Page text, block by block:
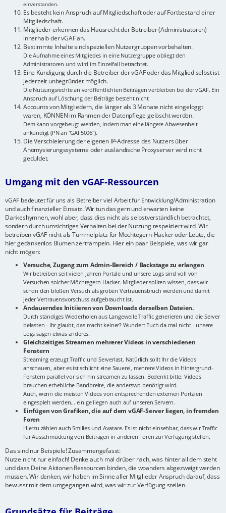
einverstanden.
Es besteht kein Anspruch auf Mitgliedschaft oder auf Fortbestand einer
Mitgliedschaft.
Mitglieder erkennen das Hausrecht der Betreiber (Administratoren)
innerhalb der vGAF an.
Bestimmte Inhalte sind speziellen Nutzergruppen vorbehalten.
Die Aufnahme eines Mitgliedes in eine Nutzergruppe obliegt den
Administratoren und wird im Einzelfall betrachtet.
Eine Kündigung durch die Betreiber der vGAF oder das Mitglied selbst ist
jederzeit unbegründet möglich.
Die Nutzungsrechte an veröffentlichten Beiträgen verbleiben bei der vGAF. Ein
Anspruch auf Löschung der Beiträge besteht nicht.
Accounts von Mitgliedern, die länger als 3 Monate nicht eingeloggt
waren, KÖNNEN im Rahmen der Datenpflege gelöscht werden.
Dem kann vorgebeugt werden, indem man eine längere Abwesenheit
ankündigt (PN an "GAF5006").
Die Verschleierung der eigenen IP-Adresse des Nutzers über
Anomysierungssysteme oder ausländische Proxyserver wird nicht
geduldet.
Umgang mit den vGAF-Ressourcen
vGAF bedeutet für uns als Betreiber viel Arbeit für Entwicklung/Administration
und auch finanzieller Einsatz. Wir tun das gern und erwarten keine
Dankeshymnen, wohl aber, dass dies nicht als selbstverständlich betrachtet,
sondern durch umsichtiges Verhalten bei der Nutzung respektiert wird. Wir
betreiben vGAF nicht als Tummelplatz für Möchtegern-Hacker oder Leute, die
hier gedankenlos Blumen zertrampeln. Hier ein paar Beispiele, was wir gar
nicht mögen:
Versuche, Zugang zum Admin-Bereich / Backstage zu erlangen
Wir betreiben seit vielen Jahren Portale und unsere Logs sind voll von
Versuchen solcher Möchtegern-Hacker. Mitglieder sollten wissen, dass wir
schon den bloßen Versuch als groben Vertrauensbruch werden und damit
jeder Vertrauensvorschuss aufgebraucht ist.
Andauerndes Initiieren von Downloads derselben Dateien.
Durch ständiges Wiederholen aus Langeweile Traffic generieren und die Server
belasten - Ihr glaubt, das macht keiner? Wundert Euch da mal nicht - unsere
Logs sagen etwas anderes.
Gleichzeitiges Streamen mehrerer Videos in verschiedenen
Fenstern
Streaming erzeugt Traffic und Serverlast. Natürlich sollt Ihr die Videos
anschauen, aber es ist schlicht eine Sauerei, mehrere Videos in Hintergrund-
Fenstern parallel vor sich hin streamen zu lassen. Bedenkt bitte: Videos
brauchen erhebliche Bandbreite, die anderswo benötigt wird.
Auch, wenn die meisten Videos von entsprechenden externen Portalen
eingespielt werden... einige liegen auch auf unseren Servern.
Einfügen von Grafiken, die auf dem vGAF-Server liegen, in fremden
Foren
Hierzu zählen auch Smilies und Avatare. Es ist nicht einsehbar, dass wir Traffic
für Ausschmückung von Beiträgen in anderen Foren zur Verfügung stellen.
Das sind nur Beispiele! Zusammengefasst:
Nutze nicht nur einfach! Denke auch mal drüber nach, was hinter all dem steht
und dass Deine Aktionen Ressourcen binden, die woanders abgezweigt werden
müssen. Wir denken, wir haben im Sinne aller Mitglieder Anspruch darauf, dass
bewusst mit dem umgegangen wird, was wir zur Verfügung stellen.